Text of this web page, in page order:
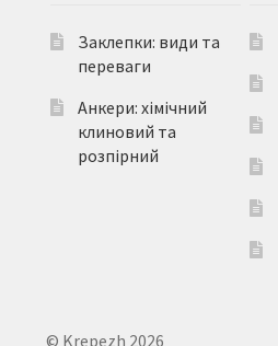
Заклепки: види та
переваги
Анкери: хімічний
клиновий та
розпірний
© Krepezh 2026